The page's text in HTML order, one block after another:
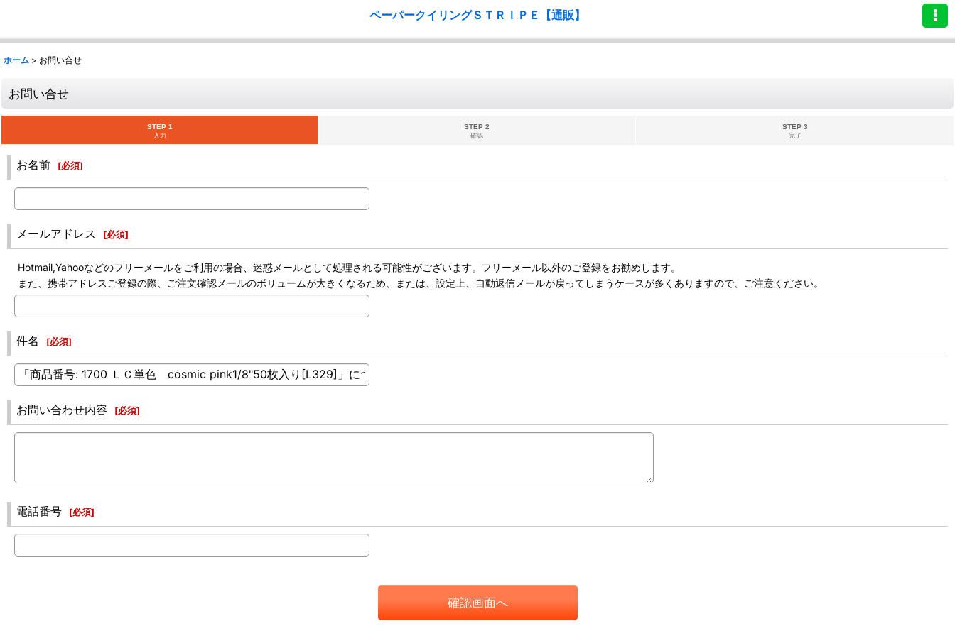
ペーパークイリングＳＴＲＩＰＥ【通販】
ホーム > お問い合せ
お問い合せ
STEP 1
入力
STEP 2
確認
STEP 3
完了
お名前 [必須]
メールアドレス [必須]
Hotmail,Yahooなどのフリーメールをご利用の場合、迷惑メールとして処理される可能性がございます。フリーメール以外のご登録をお勧めします。
また、携帯アドレスご登録の際、ご注文確認メールのボリュームが大きくなるため、または、設定上、自動返信メールが戻ってしまうケースが多くありますので、ご注意ください。
件名 [必須]
お問い合わせ内容 [必須]
電話番号 [必須]
確認画面へ